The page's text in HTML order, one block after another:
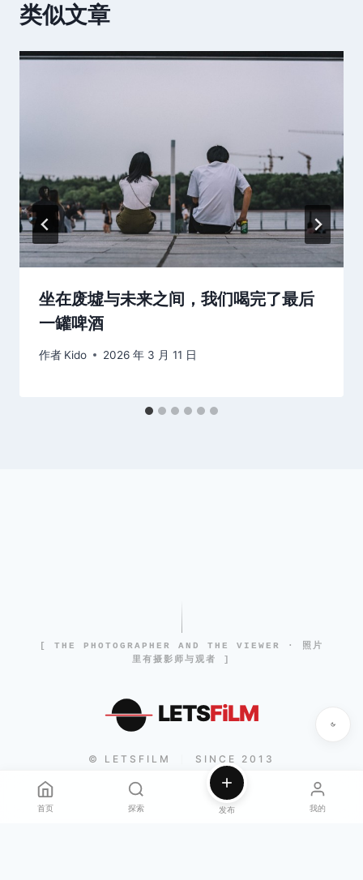
类似文章
坐在废墟与未来之间，我们喝完了最后
一罐啤酒
作者 Kido 2026 年 3 月 11 日
[ THE PHOTOGRAPHER AND THE VIEWER · 照片
里有摄影师与观者 ]
LETSFiLM
© LETSFILM SINCE 2013
首页 探索 发布 我的